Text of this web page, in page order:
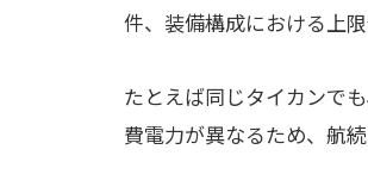
件、装備構成における上
たとえば同じタイカンで
費電力が異なるため、航